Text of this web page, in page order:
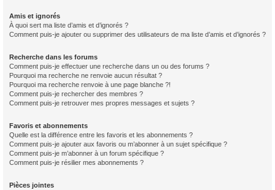
Amis et ignorés
À quoi sert ma liste d’amis et d’ignorés ?
Comment puis-je ajouter ou supprimer des utilisateurs de ma liste d’amis et d’ignorés ?
Recherche dans les forums
Comment puis-je effectuer une recherche dans un ou des forums ?
Pourquoi ma recherche ne renvoie aucun résultat ?
Pourquoi ma recherche renvoie à une page blanche ?!
Comment puis-je rechercher des membres ?
Comment puis-je retrouver mes propres messages et sujets ?
Favoris et abonnements
Quelle est la différence entre les favoris et les abonnements ?
Comment puis-je ajouter aux favoris ou m’abonner à un sujet spécifique ?
Comment puis-je m’abonner à un forum spécifique ?
Comment puis-je résilier mes abonnements ?
Pièces jointes